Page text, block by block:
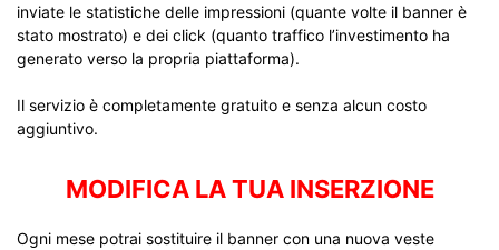
inviate le statistiche delle impressioni (quante volte il banner è
stato mostrato) e dei click (quanto traffico l’investimento ha
generato verso la propria piattaforma).
Il servizio è completamente gratuito e senza alcun costo
aggiuntivo.
MODIFICA LA TUA INSERZIONE
Ogni mese potrai sostituire il banner con una nuova veste